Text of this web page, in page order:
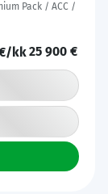
Pack / ACC /
kk25 900 €